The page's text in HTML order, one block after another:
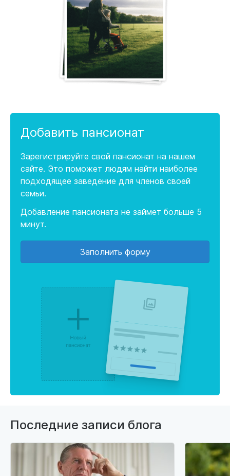
Добавить пансионат
Зарегистрируйте свой пансионат на нашем
сайте. Это поможет людям найти наиболее
подходящее заведение для членов своей
семьи.
Добавление пансионата не займет больше 5
минут.
Заполнить форму
Последние записи блога